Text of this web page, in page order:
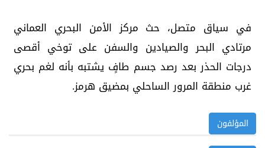
في سياق متصل، حث مركز الأمن البحري العماني
مرتادي البحر والصيادين والسفن على توخي أقصى
درجات الحذر بعد رصد جسم طافٍ يشتبه بأنه لغم بحري
غرب منطقة المرور الساحلي بمضيق هرمز.
المؤلفون